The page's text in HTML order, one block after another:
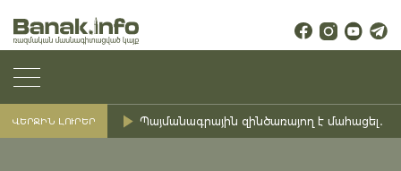
ՎԵՐՋԻՆ ԼՈՒՐԵՐ Պայմանագրային զինծառայող է մահացել․